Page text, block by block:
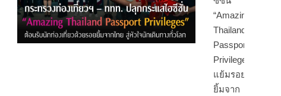
“Amazing
Thailand
Passport
Privileges”
แย้มรอย
ยิ้มจาก